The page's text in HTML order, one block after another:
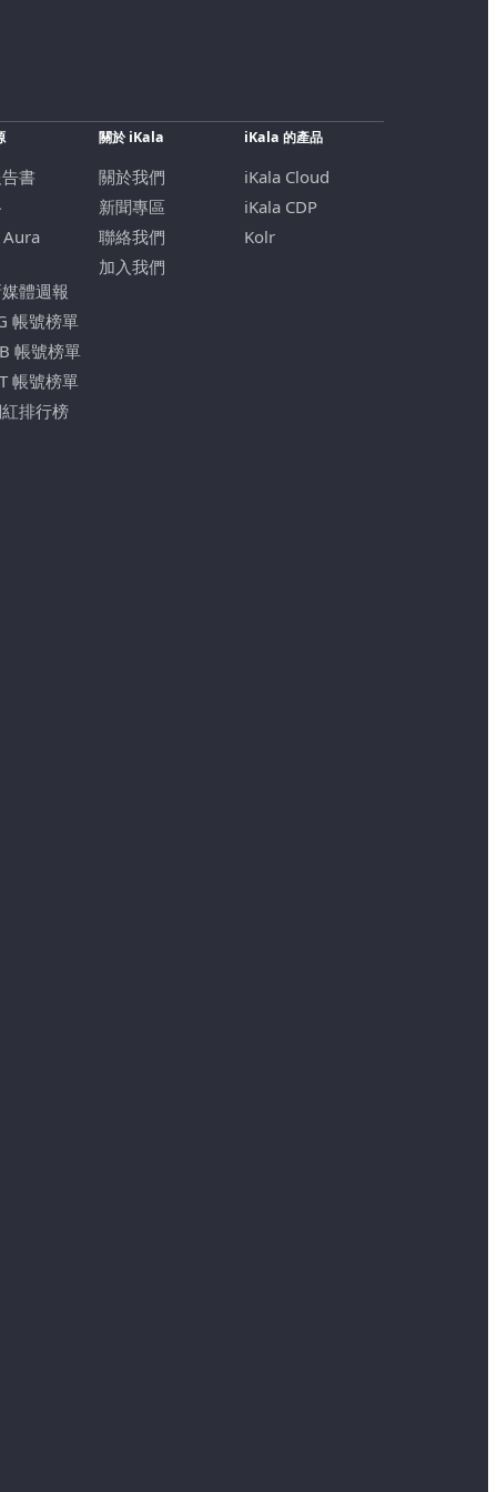
書
體週報
帳號榜單
帳號榜單
帳號榜單
排行榜
關於 iKala
關於我們
新聞專區
聯絡我們
加入我們
iKala 的產品
iKala Cloud
iKala CDP
Kolr